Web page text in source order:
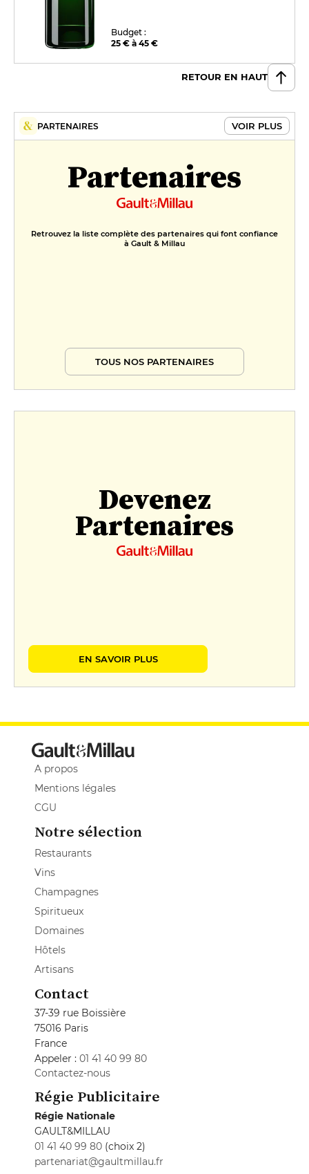
Budget :
25 € à 45 €
RETOUR EN HAUT
PARTENAIRES VOIR PLUS
Partenaires
Retrouvez la liste complète des partenaires qui font confiance
à Gault & Millau
TOUS NOS PARTENAIRES
Devenez
Partenaires
EN SAVOIR PLUS
A propos
Mentions légales
CGU
Notre sélection
Restaurants
Vins
Champagnes
Spiritueux
Domaines
Hôtels
Artisans
Contact
37-39 rue Boissière
75016 Paris
France
Appeler : 01 41 40 99 80
Contactez-nous
Régie Publicitaire
Régie Nationale
GAULT&MILLAU
01 41 40 99 80 (choix 2)
partenariat@gaultmillau.fr